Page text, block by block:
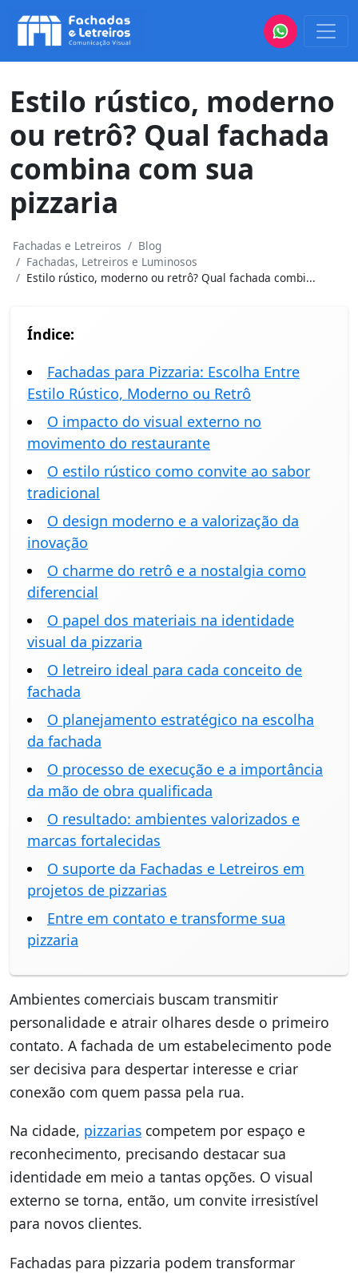
Estilo rústico, moderno
ou retrô? Qual fachada
combina com sua
pizzaria
Fachadas e Letreiros
Blog
Fachadas, Letreiros e Luminosos
Estilo rústico, moderno ou retrô? Qual fachada combi...
Índice:
Fachadas para Pizzaria: Escolha Entre
Estilo Rústico, Moderno ou Retrô
O impacto do visual externo no
movimento do restaurante
O estilo rústico como convite ao sabor
tradicional
O design moderno e a valorização da
inovação
O charme do retrô e a nostalgia como
diferencial
O papel dos materiais na identidade
visual da pizzaria
O letreiro ideal para cada conceito de
fachada
O planejamento estratégico na escolha
da fachada
O processo de execução e a importância
da mão de obra qualificada
O resultado: ambientes valorizados e
marcas fortalecidas
O suporte da Fachadas e Letreiros em
projetos de pizzarias
Entre em contato e transforme sua
pizzaria
Ambientes comerciais buscam transmitir
personalidade e atrair olhares desde o primeiro
contato. A fachada de um estabelecimento pode
ser decisiva para despertar interesse e criar
conexão com quem passa pela rua.
Na cidade, pizzarias competem por espaço e
reconhecimento, precisando destacar sua
identidade em meio a tantas opções. O visual
externo se torna, então, um convite irresistível
para novos clientes.
Fachadas para pizzaria podem transformar